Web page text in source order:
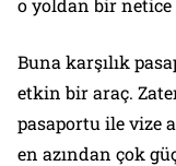
o yoldan bir netice
Buna karşılık
etkin bir araç.
pasaportu ile vize
en azından çok